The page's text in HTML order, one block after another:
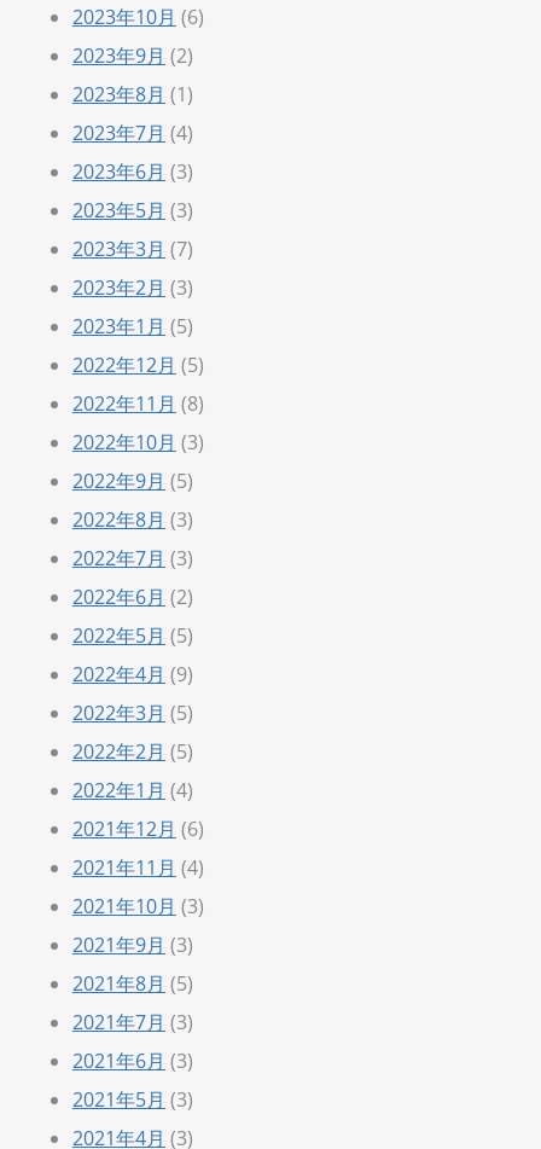
2023年10月 (6)
2023年9月 (2)
2023年8月 (1)
2023年7月 (4)
2023年6月 (3)
2023年5月 (3)
2023年3月 (7)
2023年2月 (3)
2023年1月 (5)
2022年12月 (5)
2022年11月 (8)
2022年10月 (3)
2022年9月 (5)
2022年8月 (3)
2022年7月 (3)
2022年6月 (2)
2022年5月 (5)
2022年4月 (9)
2022年3月 (5)
2022年2月 (5)
2022年1月 (4)
2021年12月 (6)
2021年11月 (4)
2021年10月 (3)
2021年9月 (3)
2021年8月 (5)
2021年7月 (3)
2021年6月 (3)
2021年5月 (3)
2021年4月 (3)